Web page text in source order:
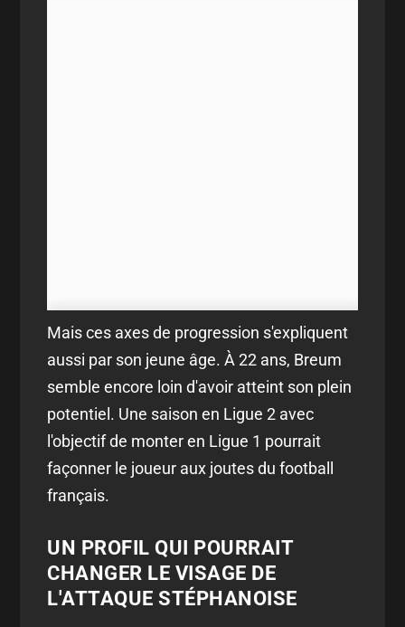
Mais ces axes de progression s'expliquent
aussi par son jeune âge. À 22 ans, Breum
semble encore loin d'avoir atteint son plein
potentiel. Une saison en Ligue 2 avec
l'objectif de monter en Ligue 1 pourrait
façonner le joueur aux joutes du football
français.
UN PROFIL QUI POURRAIT
CHANGER LE VISAGE DE
L'ATTAQUE STÉPHANOISE